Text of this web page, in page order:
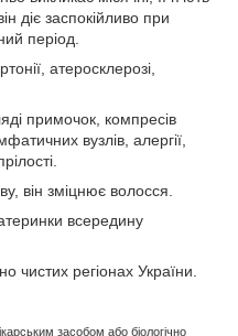
діє заспокійливо при
період.
атеросклерозі,
примочок, компресів
вузлів, алергії,
він зміцнює волосся.
всередину
чистих регіонах України.
засобом або біологічно